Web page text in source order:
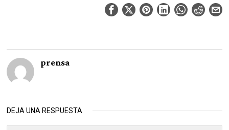
prensa
DEJA UNA RESPUESTA